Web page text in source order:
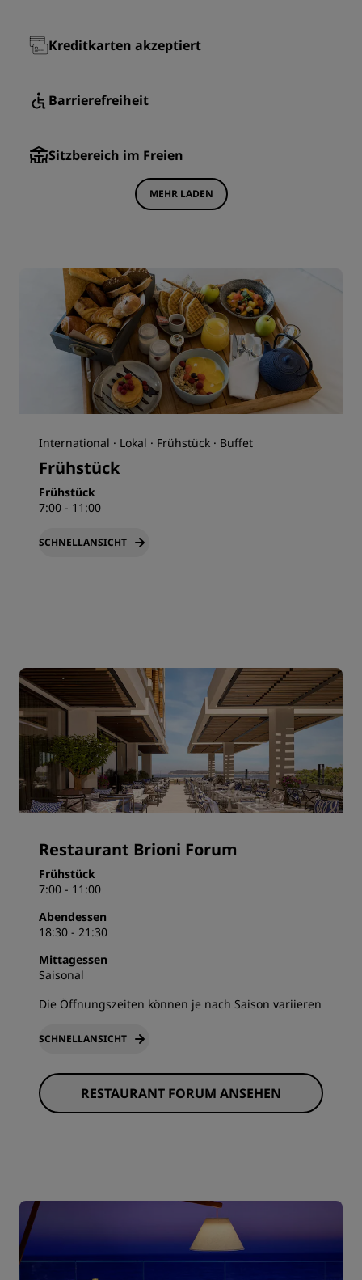
Kreditkarten akzeptiert
Barrierefreiheit
Sitzbereich im Freien
MEHR LADEN
International · Lokal · Frühstück · Buffet
Frühstück
Frühstück
7:00 - 11:00
SCHNELLANSICHT
Restaurant Brioni Forum
Frühstück
7:00 - 11:00
Abendessen
18:30 - 21:30
Mittagessen
Saisonal
Die Öffnungszeiten können je nach Saison variieren
SCHNELLANSICHT
RESTAURANT FORUM ANSEHEN